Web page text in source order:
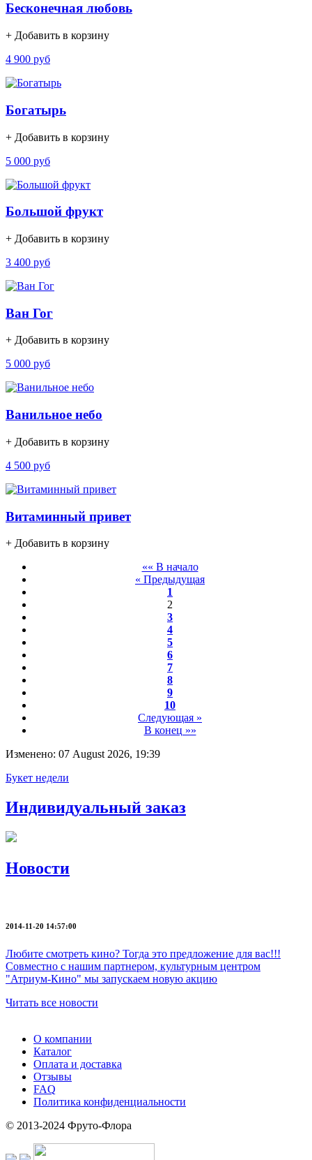
Бесконечная любовь
+ Добавить в корзину
4 900 руб
Богатырь
+ Добавить в корзину
5 000 руб
Большой фрукт
+ Добавить в корзину
3 400 руб
Ван Гог
+ Добавить в корзину
5 000 руб
Ванильное небо
+ Добавить в корзину
4 500 руб
Витаминный привет
+ Добавить в корзину
«« В начало
« Предыдущая
1
2
3
4
5
6
7
8
9
10
Следующая »
В конец »»
Изменено: 07 August 2026, 19:39
Букет недели
Индивидуальный заказ
Новости
2014-11-20 14:57:00
Любите смотреть кино? Тогда это предложение для вас!!!
Совместно с нашим партнером, культурным центром
"Атриум-Кино" мы запускаем новую акцию
Читать все новости
О компании
Каталог
Оплата и доставка
Отзывы
FAQ
Политика конфиденциальности
© 2013-2024 Фруто-Флора